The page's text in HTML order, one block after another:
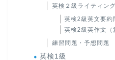
英検２級ライティング
英検2級英文要約
英検2級英作文（
練習問題・予想問題
英検1級